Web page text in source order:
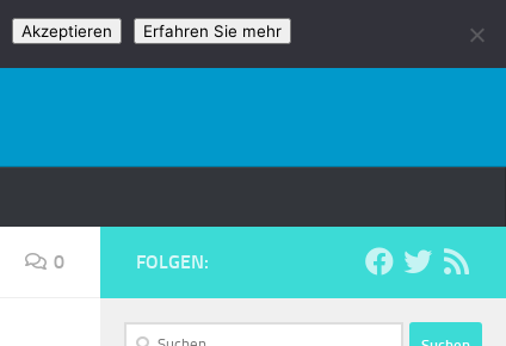
0 FOLGEN:
Suchen
Akzeptieren Erfahren Sie mehr